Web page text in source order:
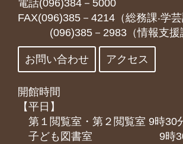
電話(096)384－5000
FAX(096)385－4214（総務課‧学芸
(096)385－2983（情報支援
お問い合わせ アクセス
開館時間
【平日】
第１閲覧室・第２閲覧室 9時30
子ども図書室 9時30